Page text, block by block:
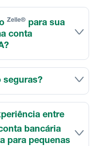
Zelle® para sua
conta
seguras?
entre
bancária
para pequenas